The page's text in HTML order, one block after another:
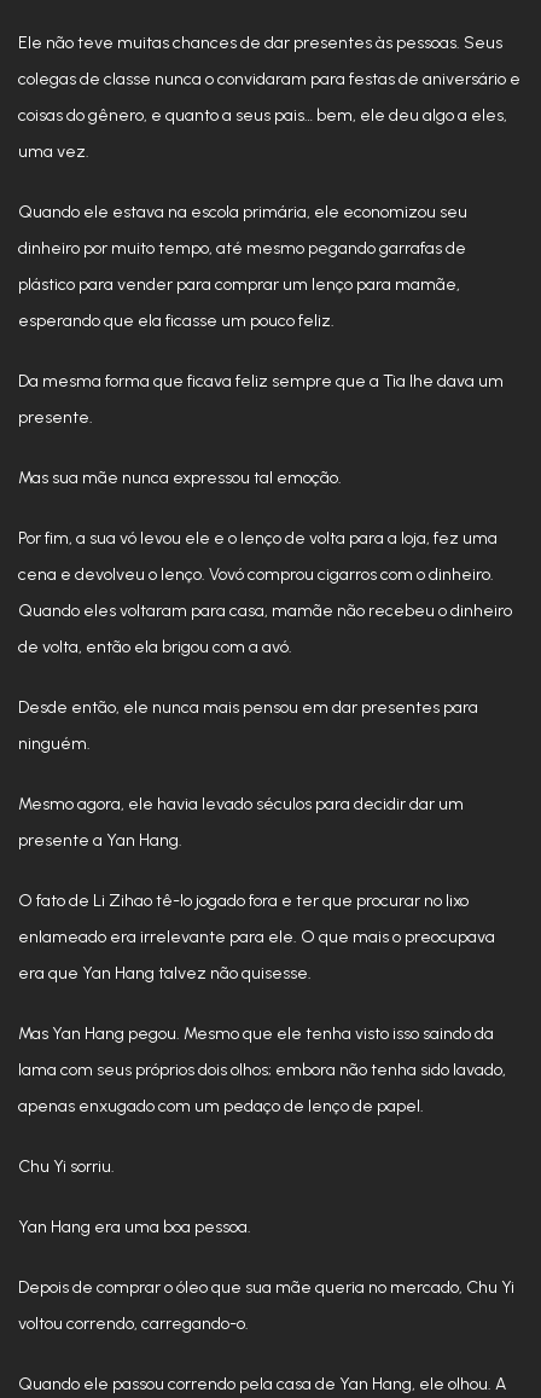
Ele não teve muitas chances de dar presentes às pessoas. Seus
colegas de classe nunca o convidaram para festas de aniversário e
coisas do gênero, e quanto a seus pais… bem, ele deu algo a eles,
uma vez.
Quando ele estava na escola primária, ele economizou seu
dinheiro por muito tempo, até mesmo pegando garrafas de
plástico para vender para comprar um lenço para mamãe,
esperando que ela ficasse um pouco feliz.
Da mesma forma que ficava feliz sempre que a Tia lhe dava um
presente.
Mas sua mãe nunca expressou tal emoção.
Por fim, a sua vó levou ele e o lenço de volta para a loja, fez uma
cena e devolveu o lenço. Vovó comprou cigarros com o dinheiro.
Quando eles voltaram para casa, mamãe não recebeu o dinheiro
de volta, então ela brigou com a avó.
Desde então, ele nunca mais pensou em dar presentes para
ninguém.
Mesmo agora, ele havia levado séculos para decidir dar um
presente a Yan Hang.
O fato de Li Zihao tê-lo jogado fora e ter que procurar no lixo
enlameado era irrelevante para ele. O que mais o preocupava
era que Yan Hang talvez não quisesse.
Mas Yan Hang pegou. Mesmo que ele tenha visto isso saindo da
lama com seus próprios dois olhos; embora não tenha sido lavado,
apenas enxugado com um pedaço de lenço de papel.
Chu Yi sorriu.
Yan Hang era uma boa pessoa.
Depois de comprar o óleo que sua mãe queria no mercado, Chu Yi
voltou correndo, carregando-o.
Quando ele passou correndo pela casa de Yan Hang, ele olhou. A